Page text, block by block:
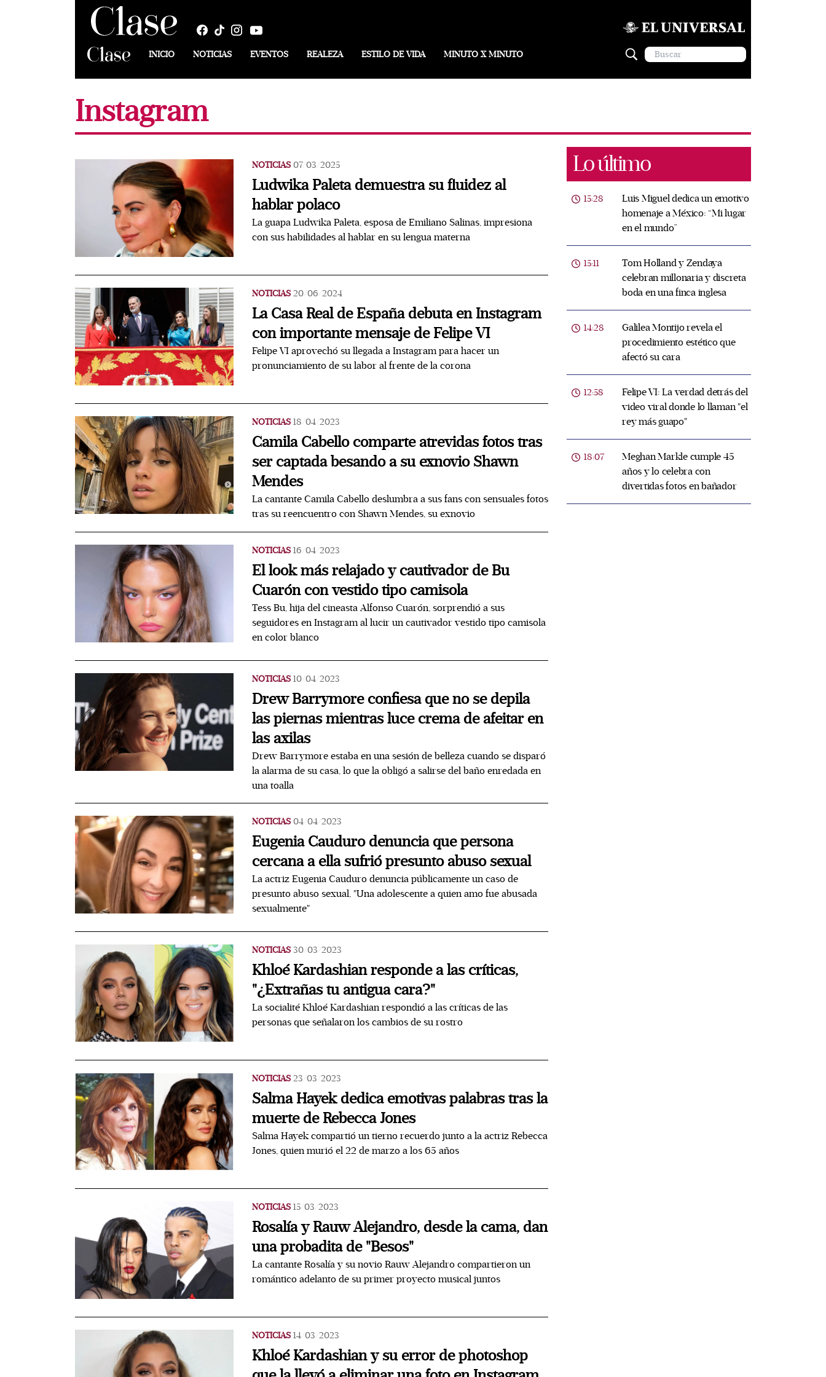
INICIO NOTICIAS EVENTOS REALEZA ESTILO DE VIDA MINUTO X MINUTO
Instagram
NOTICIAS 07/03/2025
Ludwika Paleta demuestra su fluidez al
hablar polaco
La guapa Ludwika Paleta, esposa de Emiliano Salinas, impresiona
con sus habilidades al hablar en su lengua materna
NOTICIAS 20/06/2024
La Casa Real de España debuta en Instagram
con importante mensaje de Felipe VI
Felipe VI aprovechó su llegada a Instagram para hacer un
pronunciamiento de su labor al frente de la corona
NOTICIAS 18/04/2023
Camila Cabello comparte atrevidas fotos tras
ser captada besando a su exnovio Shawn
Mendes
La cantante Camila Cabello deslumbra a sus fans con sensuales fotos
tras su reencuentro con Shawn Mendes, su exnovio
NOTICIAS 16/04/2023
El look más relajado y cautivador de Bu
Cuarón con vestido tipo camisola
Tess Bu, hija del cineasta Alfonso Cuarón, sorprendió a sus
seguidores en Instagram al lucir un cautivador vestido tipo camisola
en color blanco
NOTICIAS 10/04/2023
Drew Barrymore confiesa que no se depila
las piernas mientras luce crema de afeitar en
las axilas
Drew Barrymore estaba en una sesión de belleza cuando se disparó
la alarma de su casa, lo que la obligó a salirse del baño enredada en
una toalla
NOTICIAS 04/04/2023
Eugenia Cauduro denuncia que persona
cercana a ella sufrió presunto abuso sexual
La actriz Eugenia Cauduro denuncia públicamente un caso de
presunto abuso sexual, "Una adolescente a quien amo fue abusada
sexualmente"
NOTICIAS 30/03/2023
Khloé Kardashian responde a las críticas,
"¿Extrañas tu antigua cara?"
La socialité Khloé Kardashian respondió a las críticas de las
personas que señalaron los cambios de su rostro
NOTICIAS 23/03/2023
Salma Hayek dedica emotivas palabras tras la
muerte de Rebecca Jones
Salma Hayek compartió un tierno recuerdo junto a la actriz Rebecca
Jones, quien murió el 22 de marzo a los 65 años
NOTICIAS 15/03/2023
Rosalía y Rauw Alejandro, desde la cama, dan
una probadita de "Besos"
La cantante Rosalía y su novio Rauw Alejandro compartieron un
romántico adelanto de su primer proyecto musical juntos
NOTICIAS 14/03/2023
Khloé Kardashian y su error de photoshop
Lo último
15:28
Luis Miguel dedica un emotivo
homenaje a México: “Mi lugar
en el mundo”
15:11
Tom Holland y Zendaya
celebran millonaria y discreta
boda en una finca inglesa
14:28
Galilea Montijo revela el
procedimiento estético que
afectó su cara
12:58
Felipe VI: La verdad detrás del
video viral donde lo llaman "el
rey más guapo"
18:07
Meghan Markle cumple 45
años y lo celebra con
divertidas fotos en bañador